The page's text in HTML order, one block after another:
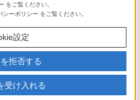
せる音を。ブラビアはソニ
ぎ込み、音声信号の入力か
号処理を最適化。
ズ）テクノロジー」、「S-
ロントサラウンド」、「ボ
よってクリアで自然な音を
をご覧ください。
シーポリシー をご覧ください。
設定
拒否する
受け入れる